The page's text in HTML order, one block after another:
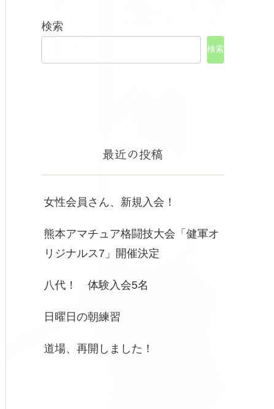
検索
検索
最近の投稿
女性会員さん、新規入会！
熊本アマチュア格闘技大会「健軍オ
リジナルス7」開催決定
八代！ 体験入会5名
日曜日の朝練習
道場、再開しました！